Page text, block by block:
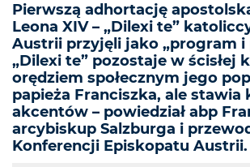
Pierwszą adhortację
Leona XIV – „Dilexi te”
Austrii przyjęli jako „program i
„Dilexi te” pozostaje w ścisłej
orędziem społecznym jego
papieża Franciszka, ale stawia
akcentów – powiedział abp
arcybiskup Salzburga i
Konferencji Episkopatu Austrii.